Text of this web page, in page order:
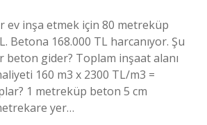
ev inşa etmek için 80 metreküp
Betona 168.000 TL harcanıyor. Şu
beton gider? Toplam inşaat alanı
160 m3 x 2300 TL/m3 =
1 metreküp beton 5 cm
yer…